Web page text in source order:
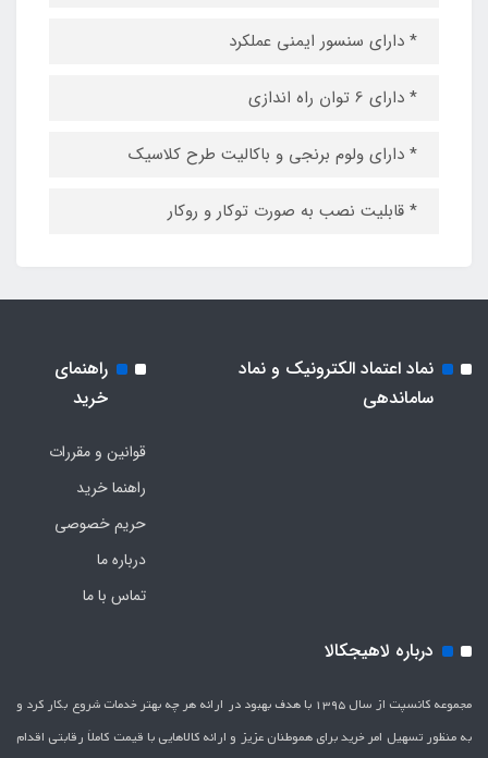
* دارای سنسور ایمنی عملکرد
* دارای 6 توان راه اندازی
* دارای ولوم برنجی و باکالیت طرح کلاسیک
* قابلیت نصب به صورت توکار و روکار
نماد اعتماد الکترونیک و نماد
ساماندهی
راهنمای
خرید
قوانین و مقررات
راهنما خرید
حریم خصوصی
درباره ما
تماس با ما
درباره لاهیجکالا
مجموعه کانسپت از سال 1395 با هدف بهبود در ارائه هر چه بهتر خدمات شروع بکار کرد و
به منظور تسهیل امر خرید برای هموطنان عزیز و ارائه کالاهایی با قیمت کاملاَ رقابتی اقدام